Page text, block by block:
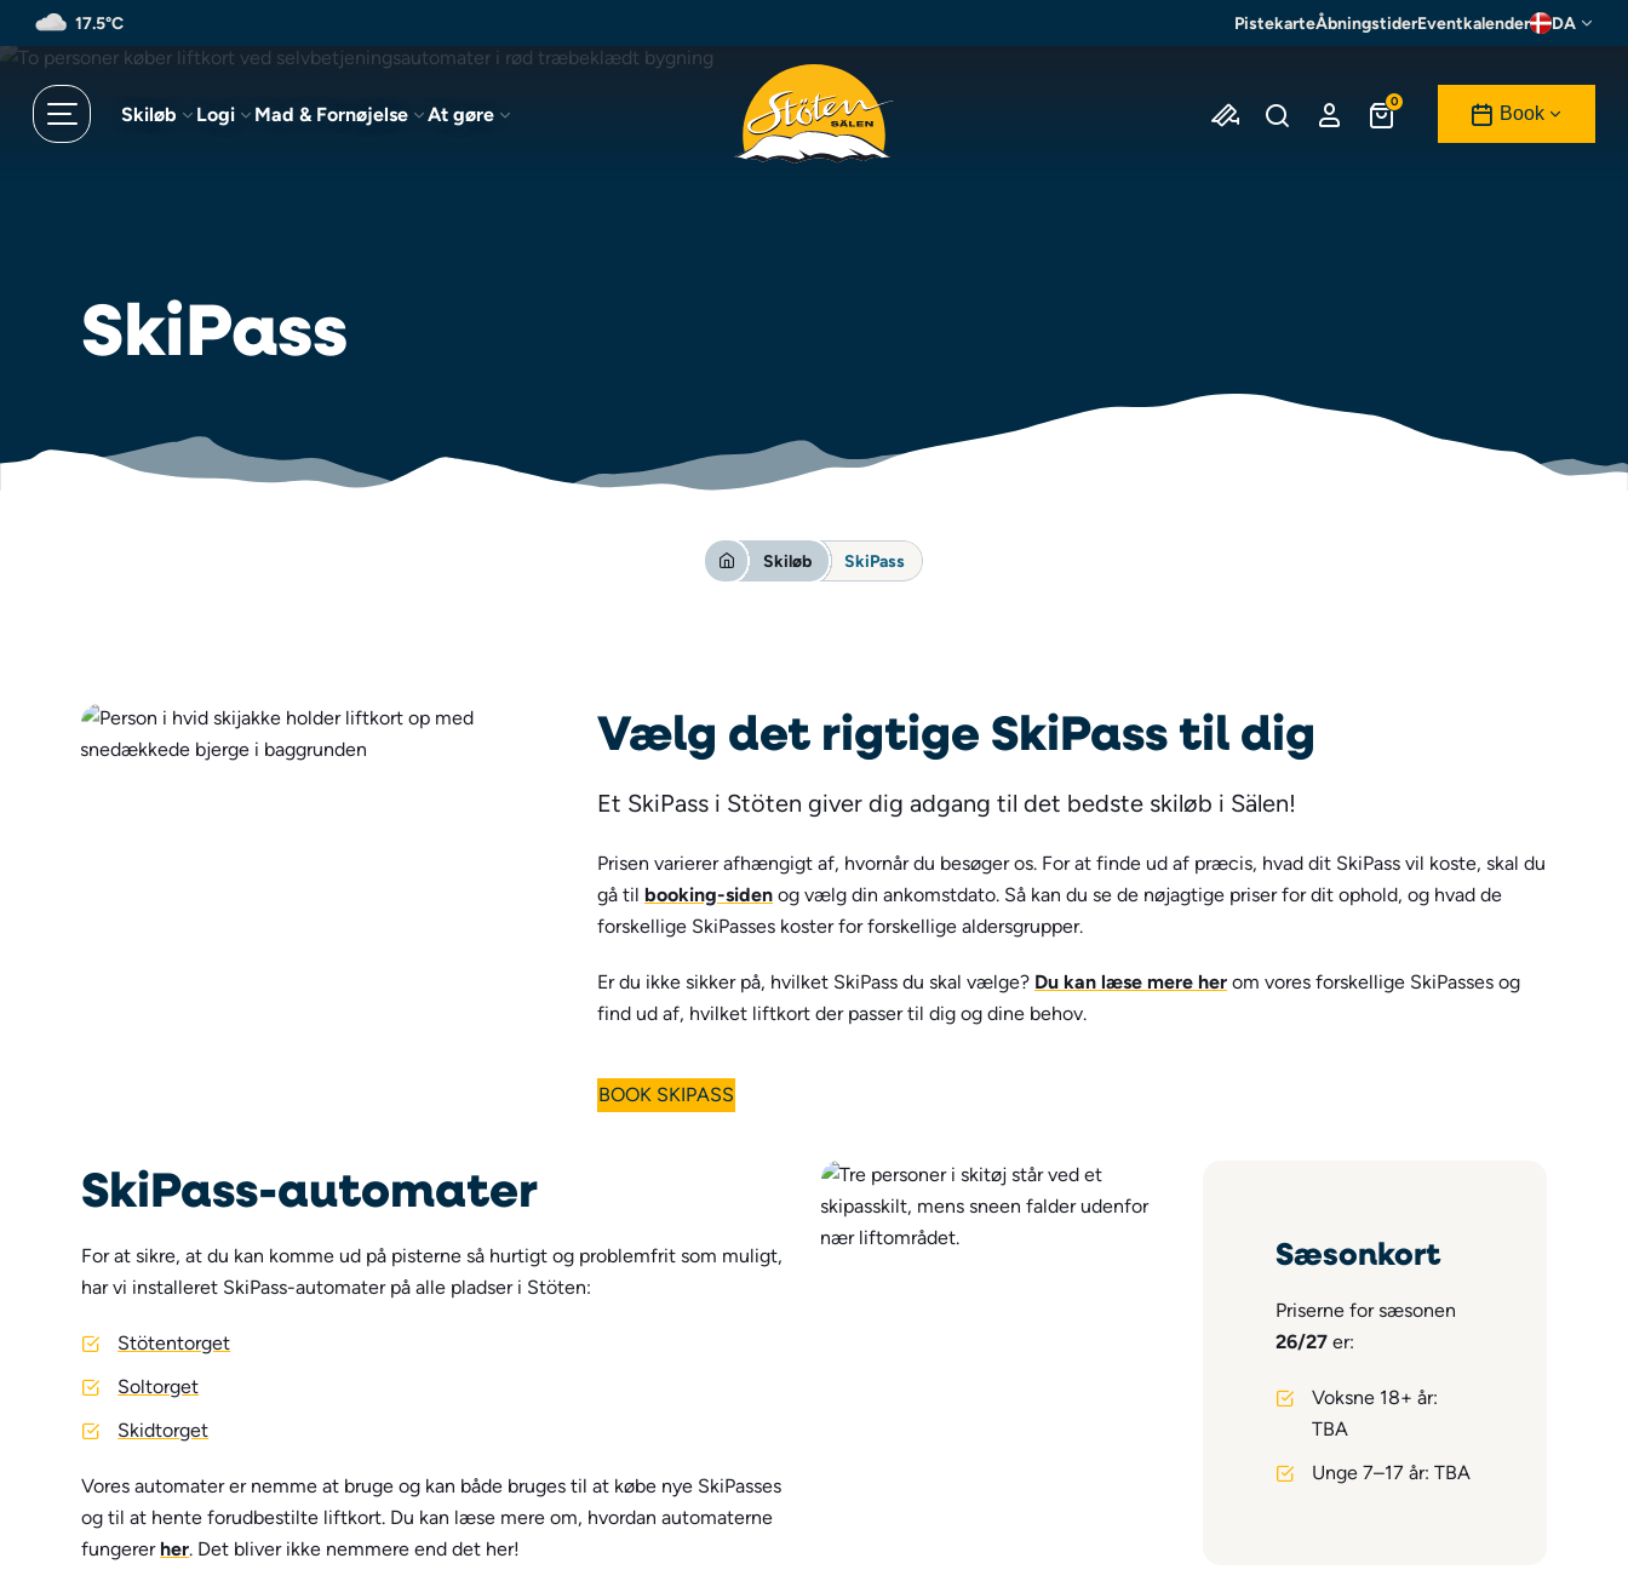
Spring
til
17.5°C PistekarteÅbningstiderEventkalender DA
Skiløb Logi Mad & Fornøjelse At gøre
0
Book
SkiPass
Skiløb SkiPass
Vælg det rigtige SkiPass til dig
Et SkiPass i Stöten giver dig adgang til det bedste skiløb i Sälen!
Prisen varierer afhængigt af, hvornår du besøger os. For at finde ud af præcis, hvad dit SkiPass vil koste, skal du
gå til booking-sidenog vælg din ankomstdato. Så kan du se de nøjagtige priser for dit ophold, og hvad de
forskellige SkiPasses koster for forskellige aldersgrupper.
Er du ikke sikker på, hvilket SkiPass du skal vælge? Du kan læse mere herom vores forskellige SkiPasses og
find ud af, hvilket liftkort der passer til dig og dine behov.
BOOK SKIPASS
SkiPass-automater
For at sikre, at du kan komme ud på pisterne så hurtigt og problemfrit som muligt,
har vi installeret SkiPass-automater på alle pladser i Stöten:
Stötentorget
Soltorget
Skidtorget
Vores automater er nemme at bruge og kan både bruges til at købe nye SkiPasses
og til at hente forudbestilte liftkort. Du kan læse mere om, hvordan automaterne
fungerer her. Det bliver ikke nemmere end det her!
Sæsonkort
Priserne for sæsonen
26/27er:
Voksne 18+ år:
TBA
Unge 7–17 år: TBA